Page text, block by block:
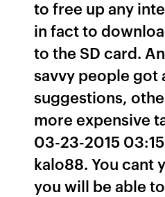
to free up any
in fact to
to the SD card.
savvy people got
suggestions,
more expensive
03-23-2015
kalo88. You cant
you will be able